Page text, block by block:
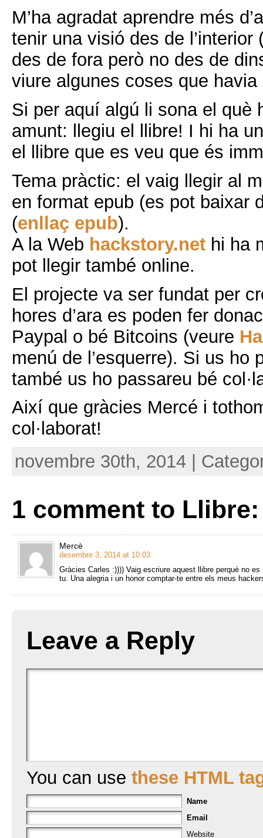
M’ha agradat aprendre més
tenir una visió des de l’interior
des de fora però no des de
viure algunes coses que
Si per aquí algú li sona el què
amunt: llegiu el llibre! I hi ha
el llibre que es veu que és
Tema pràctic: el vaig llegir al
en format epub (es pot baixar
(enllaç epub).
A la Web hackstory.nethi ha
pot llegir també online.
El projecte va ser fundat per
hores d’ara es poden fer
Paypal o bé Bitcoins (veure
menú de l’esquerre). Si us ho
també us ho passareu bé
Així que gràcies Mercé i
col·laborat!
novembre 30th, 2014 |
1 comment to
Mercè
desembre 3, 2014 at 10:03
Gràcies Carles :)))) Vaig escriure aquest llibre perquè no
tu. Una alegria i un honor comptar-te entre els meus
Leave a Reply
You can use these HTML
Name
Email
Website